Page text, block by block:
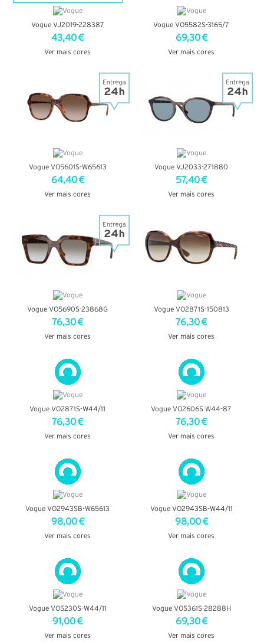
Vogue VJ2019-228387
43,40 €
Ver mais cores
Vogue VO5582S-3165/7
69,30 €
Ver mais cores
Vogue VO5601S-W65613
64,40 €
Ver mais cores
Vogue VJ2033-271880
57,40 €
Ver mais cores
Vogue VO5690S-23868G
76,30 €
Ver mais cores
Vogue VO2871S-150813
76,30 €
Ver mais cores
Vogue VO2871S-W44/11
76,30 €
Ver mais cores
Vogue VO2606S W44-87
76,30 €
Ver mais cores
Vogue VO2943SB-W65613
98,00 €
Ver mais cores
Vogue VO2943SB-W44/11
98,00 €
Ver mais cores
Vogue VO5230S-W44/11
91,00 €
Ver mais cores
Vogue VO5361S-28288H
69,30 €
Ver mais cores